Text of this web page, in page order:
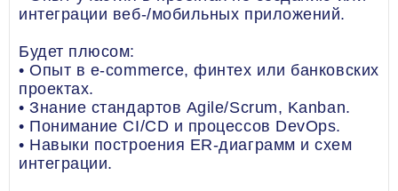
интеграции веб-/мобильных приложений.
Будет плюсом:
• Опыт в e-commerce, финтех или банковских
проектах.
• Знание стандартов Agile/Scrum, Kanban.
• Понимание CI/CD и процессов DevOps.
• Навыки построения ER-диаграмм и схем
интеграции.